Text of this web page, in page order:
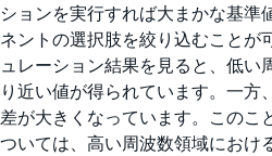
ションを実行すれば大まかな基準
ネントの選択肢を絞り込むことが
ュレーション結果を見ると、低い
り近い値が得られています。一方
差が大きくなっています。このこ
ついては、高い周波数領域におけ